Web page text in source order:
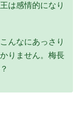
は感情的になり
んなにあっさり
りません。梅長